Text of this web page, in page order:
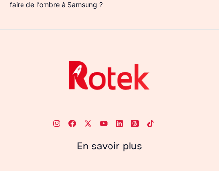
faire de l’ombre à Samsung ?
En savoir plus